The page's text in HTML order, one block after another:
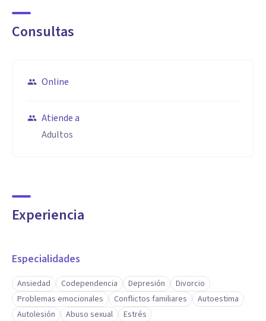
Consultas
Online
Atiende a
Adultos
Experiencia
Especialidades
Ansiedad Codependencia Depresión
Divorcio
Problemas emocionales
Conflictos familiares
Autoestima
Autolesión
Abuso sexual Estrés